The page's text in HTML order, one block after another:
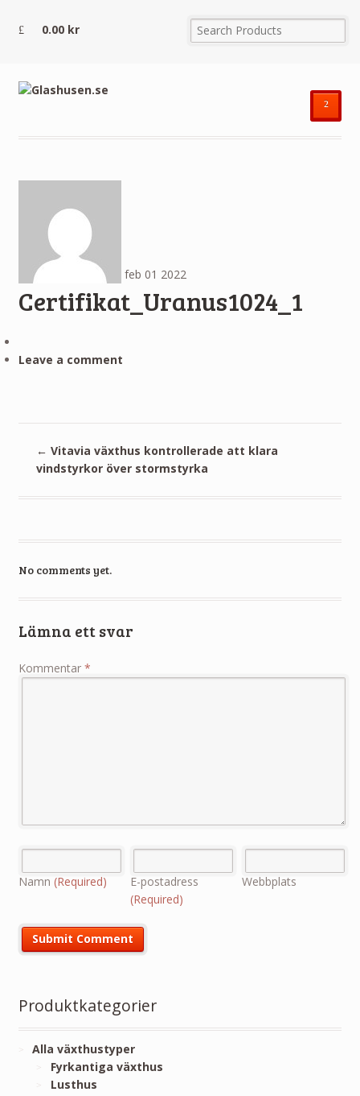
0.00 kr
²
feb 01 2022
Certifikat_Uranus1024_1
Leave a comment
← Vitavia växthus kontrollerade att klara
vindstyrkor över stormstyrka
No comments yet.
Lämna ett svar
Kommentar *
Namn (Required)
E-postadress
(Required)
Webbplats
Produktkategorier
Alla växthustyper
Fyrkantiga växthus
Lusthus